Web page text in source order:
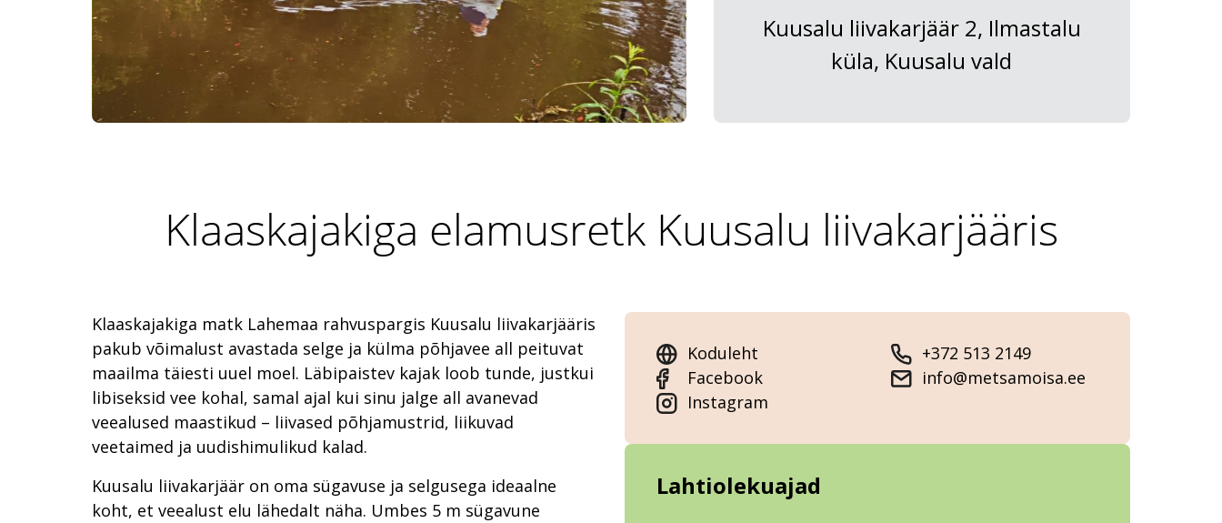
Kuusalu liivakarjäär 2, Ilmastalu
küla, Kuusalu vald
Klaaskajakiga elamusretk Kuusalu liivakarjääris
Klaaskajakiga matk Lahemaa rahvuspargis Kuusalu liivakarjääris
pakub võimalust avastada selge ja külma põhjavee all peituvat
maailma täiesti uuel moel. Läbipaistev kajak loob tunde, justkui
libiseksid vee kohal, samal ajal kui sinu jalge all avanevad
veealused maastikud – liivased põhjamustrid, liikuvad
veetaimed ja uudishimulikud kalad.
Kuusalu liivakarjäär on oma sügavuse ja selgusega ideaalne
koht, et veealust elu lähedalt näha. Umbes 5 m sügavune
Koduleht
Facebook
Instagram
+372 513 2149
info@metsamoisa.ee
Lahtiolekuajad